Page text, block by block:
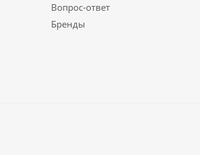
Вопрос-ответ
Бренды